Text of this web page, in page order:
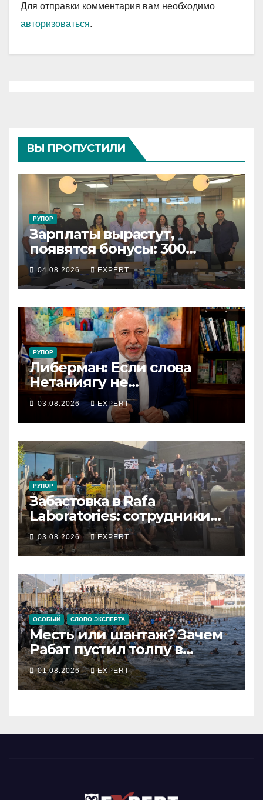
Для отправки комментария вам необходимо
авторизоваться.
ВЫ ПРОПУСТИЛИ
РУПОР
Зарплаты вырастут,
появятся бонусы: 300
сотрудников «Штраус»
получили новый
коллективный договор
04.08.2026 EXPERT
РУПОР
Либерман: Если слова
Нетаниягу не
предвыборный трюк, пусть
докажет это делом
03.08.2026 EXPERT
РУПОР
Забастовка в Rafa
Laboratories: сотрудники
остановили производство
и требуют долю от
биржевого успеха
03.08.2026 EXPERT
ОСОБЫЙ СЛОВО ЭКСПЕРТА
Месть или шантаж? Зачем
Рабат пустил толпу в
испанский анклав
01.08.2026 EXPERT